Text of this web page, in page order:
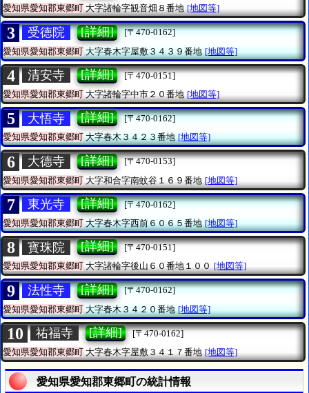
愛知県愛知郡東郷町大字諸輪字観音畑８番地 [地図等]
3 受徳院 [詳細]
[〒470-0162]
愛知県愛知郡東郷町大字春木字屋敷３４３９番地 [地図等]
4 清安寺 [詳細]
[〒470-0151]
愛知県愛知郡東郷町 大字諸輪字中市２０番地 [地図等]
5 大悟寺 [詳細]
[〒470-0162]
愛知県愛知郡東郷町大字春木３４２３番地 [地図等]
6 大德寺 [詳細]
[〒470-0153]
愛知県愛知郡東郷町 大字和合字南蚊谷１６９番地 [地図等]
7 東光寺 [詳細]
[〒470-0162]
愛知県愛知郡東郷町大字春木字西前６０６５番地 [地図等]
8 寳珠院 [詳細]
[〒470-0151]
愛知県愛知郡東郷町大字諸輪字後山６０番地１００ [地図等]
9 法性寺 [詳細]
[〒470-0162]
愛知県愛知郡東郷町大字春木３４２０番地 [地図等]
10 祐福寺 [詳細]
[〒470-0162]
愛知県愛知郡東郷町 大字春木字屋敷３４１７番地 [地図等]
愛知県愛知郡東郷町の統計情報